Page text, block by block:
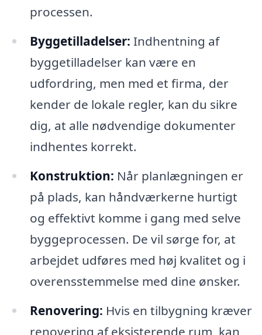
processen.
Byggetilladelser: Indhentning af
byggetilladelser kan være en
udfordring, men med et firma, der
kender de lokale regler, kan du sikre
dig, at alle nødvendige dokumenter
indhentes korrekt.
Konstruktion: Når planlægningen er
på plads, kan håndværkerne hurtigt
og effektivt komme i gang med selve
byggeprocessen. De vil sørge for, at
arbejdet udføres med høj kvalitet og i
overensstemmelse med dine ønsker.
Renovering: Hvis en tilbygning kræver
renovering af eksisterende rum, kan